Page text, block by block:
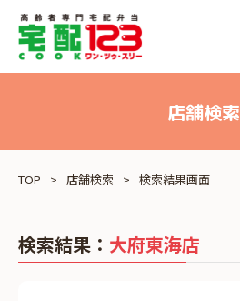
店舗検索
TOP 店舗検索 検索結果画面
検索結果： 大府東海店